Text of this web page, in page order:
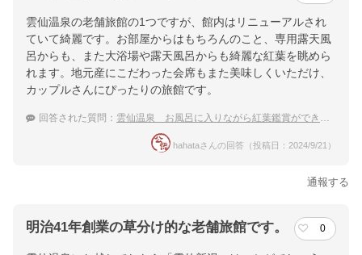
雲仙温泉の老舗旅館の1つですが、館内はリニューアルされ
ていて綺麗です。お部屋からはもちろんのこと、専用露天風
呂からも、また大浴場や露天風呂からも綺麗な紅葉を眺めら
れます。地元産にこだわった会席もまた美味しくいただけ、
カップルさんにぴったりの旅館です。
回答された質問： 雲仙温泉 お風呂に入りながら紅葉鑑賞ができる！おすすめの温泉宿
hahataさんの回答（投稿日：2024/9/21）
通報する
明治41年創業の草分け的な老舗旅館です。 0